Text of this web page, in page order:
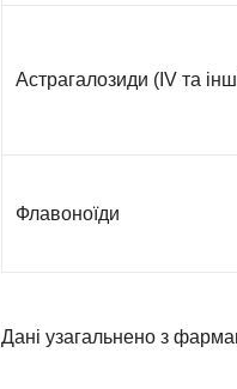
Астрагалозиди (IV та
Флавоноїди
Дані узагальнено з